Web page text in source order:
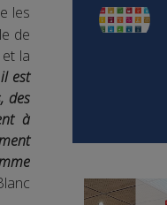
les
de
la
est
des
à